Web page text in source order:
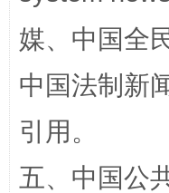
媒、中国全
中国法制新
引用。
五、中国公